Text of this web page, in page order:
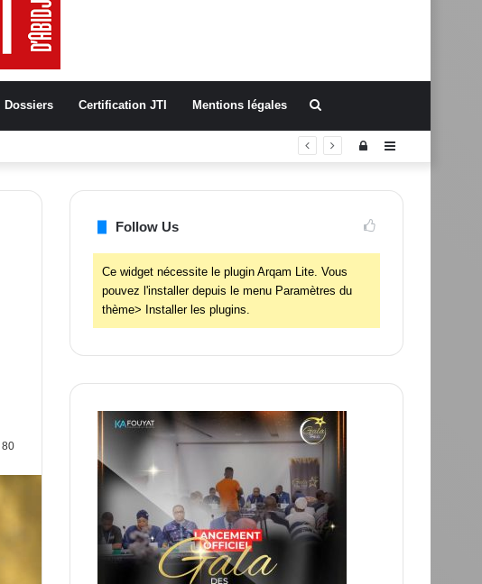
Dossiers Certification JTI Mentions légales
Sidebar
Connexion
80
Follow Us
Ce widget nécessite le plugin Arqam Lite. Vous
pouvez l'installer depuis le menu Paramètres du
thème> Installer les plugins.